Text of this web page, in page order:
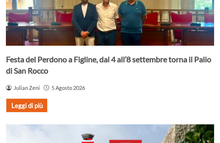
Festa del Perdono a Figline, dal 4 all’8 settembre torna il Palio
di San Rocco
Julian Zeni 5 Agosto 2026
Leggi di più